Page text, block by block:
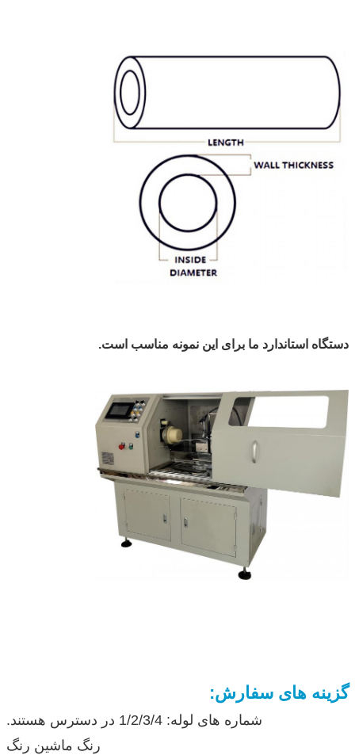
دستگاه استاندارد ما برای این نمونه مناسب است.
گزینه های سفارش:
شماره های لوله: 1/2/3/4 در دسترس هستند.
رنگ ماشین رنگ